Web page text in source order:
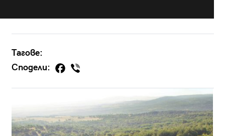
Тагове:
Сподели: